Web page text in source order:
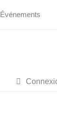
Événements